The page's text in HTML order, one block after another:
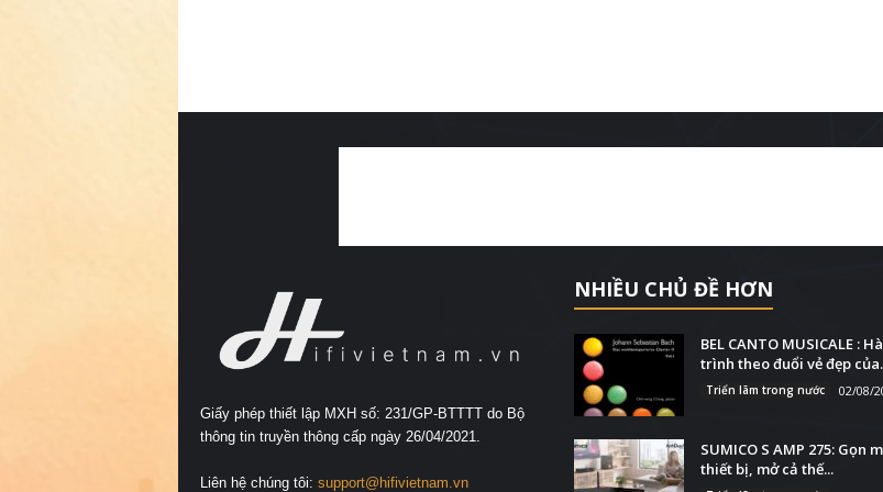
Giấy phép thiết lập MXH số: 231/GP-BTTTT do Bộ
thông tin truyền thông cấp ngày 26/04/2021.
Liên hệ chúng tôi: support@hifivietnam.vn
NHIỀU CHỦ ĐỀ HƠN
BEL CANTO MUSICALE :
trình theo đuổi vẻ đẹp
Triển lãm trong nước 02/08/
SUMICO S AMP 275: Gọn
thiết bị, mở cả thế...